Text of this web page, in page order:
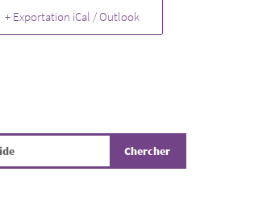
+ Exportation iCal / Outlook